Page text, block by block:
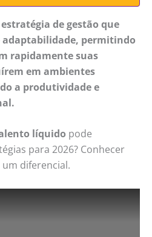
de gestão que
permitindo
rapidamente suas
em ambientes
a produtividade e
líquido pode
para 2026? Conhecer
diferencial.